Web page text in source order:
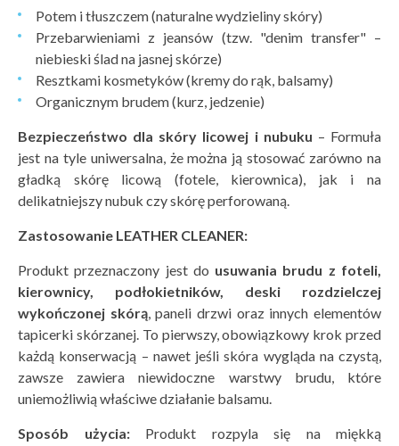
Potem i tłuszczem (naturalne wydzieliny skóry)
Przebarwieniami z jeansów (tzw. "denim transfer" –
niebieski ślad na jasnej skórze)
Resztkami kosmetyków (kremy do rąk, balsamy)
Organicznym brudem (kurz, jedzenie)
Bezpieczeństwo dla skóry licowej i nubuku – Formuła
jest na tyle uniwersalna, że można ją stosować zarówno na
gładką skórę licową (fotele, kierownica), jak i na
delikatniejszy nubuk czy skórę perforowaną.
Zastosowanie LEATHER CLEANER:
Produkt przeznaczony jest do usuwania brudu z foteli,
kierownicy, podłokietników, deski rozdzielczej
wykończonej skórą, paneli drzwi oraz innych elementów
tapicerki skórzanej. To pierwszy, obowiązkowy krok przed
każdą konserwacją – nawet jeśli skóra wygląda na czystą,
zawsze zawiera niewidoczne warstwy brudu, które
uniemożliwią właściwe działanie balsamu.
Sposób użycia:Produkt rozpyla się na miękką